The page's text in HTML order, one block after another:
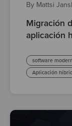
By Mattsi
Migración
aplicación
software
Aplicación